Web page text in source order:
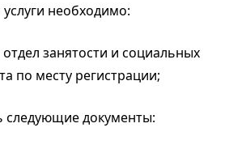
необходимо:
занятости и социальных
по месту регистрации;
следующие документы: